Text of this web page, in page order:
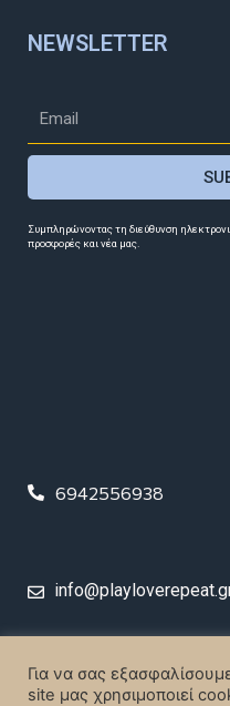
NEWSLETTER
Συμπληρώνοντας τη διεύθυνση
προσφορές και νέα μας.
6942556938
© 2023 Play Love Repeat. All
Designed & Created by
Για να σας
site μας χρησιμοποιεί